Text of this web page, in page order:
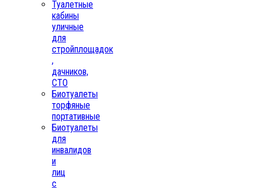
Туалетные
кабины
уличные
для
стройплощадок
,
дачников,
СТО
Биотуалеты
торфяные
портативные
Биотуалеты
для
инвалидов
и
лиц
с